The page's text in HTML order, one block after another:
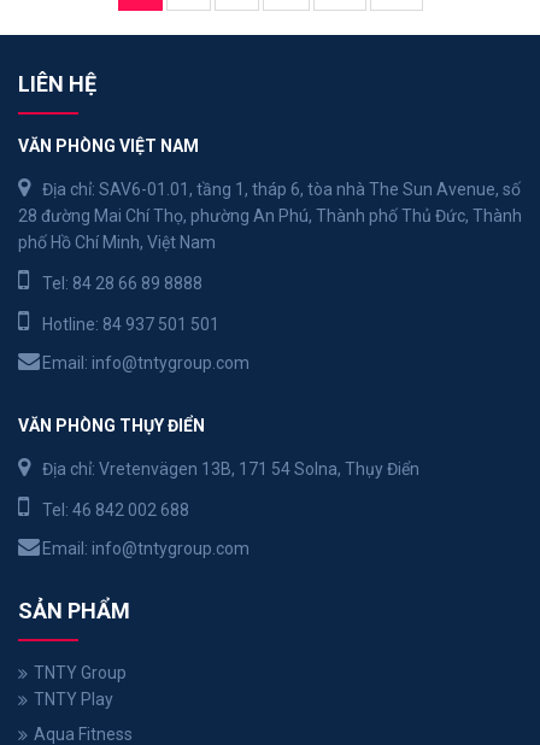
LIÊN HỆ
VĂN PHÒNG VIỆT NAM
Địa chỉ: SAV6-01.01, tầng 1, tháp 6, tòa nhà The Sun Avenue, số
28 đường Mai Chí Thọ, phường An Phú, Thành phố Thủ Đức, Thành
phố Hồ Chí Minh, Việt Nam
Tel: 84 28 66 89 8888
Hotline: 84 937 501 501
Email: info@tntygroup.com
VĂN PHÒNG THỤY ĐIỂN
Địa chỉ: Vretenvägen 13B, 171 54 Solna, Thụy Điển
Tel: 46 842 002 688
Email: info@tntygroup.com
SẢN PHẨM
TNTY Group
TNTY Play
Aqua Fitness